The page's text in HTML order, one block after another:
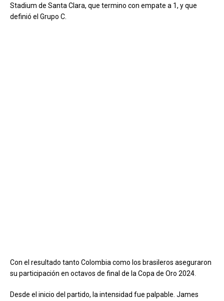
Stadium de Santa Clara, que termino con empate a 1, y que
definió el Grupo C.
Con el resultado tanto Colombia como los brasileros aseguraron
su participación en octavos de final de la Copa de Oro 2024.
Desde el inicio del partido, la intensidad fue palpable. James